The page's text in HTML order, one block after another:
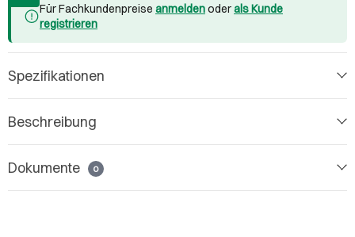
Für Fachkundenpreise anmeldenoderals Kunde
registrieren
Spezifikationen
Beschreibung
Dokumente 0